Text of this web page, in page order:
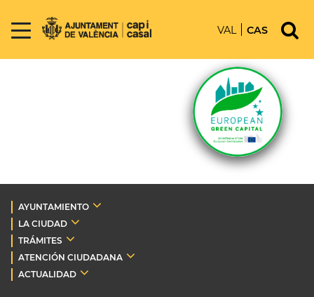
VAL CAS
AYUNTAMIENTO
LA CIUDAD
TRÁMITES
ATENCIÓN CIUDADANA
ACTUALIDAD